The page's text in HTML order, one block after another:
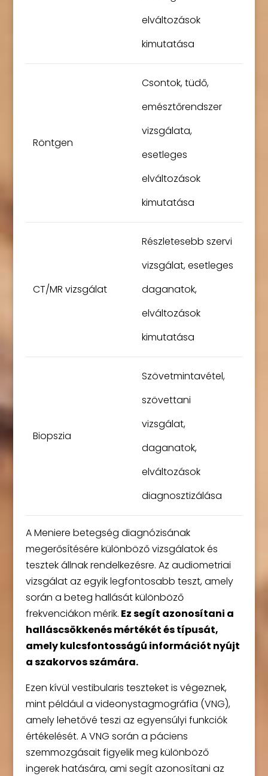
elváltozások
kimutatása
Röntgen
Csontok, tüdő,
emésztőrendszer
vizsgálata,
esetleges
elváltozások
kimutatása
CT/MR vizsgálat
Részletesebb szervi
vizsgálat, esetleges
daganatok,
elváltozások
kimutatása
Biopszia
Szövetmintavétel,
szövettani
vizsgálat,
daganatok,
elváltozások
diagnosztizálása
A Meniere betegség diagnózisának
megerősítésére különböző vizsgálatok és
tesztek állnak rendelkezésre. Az audiometriai
vizsgálat az egyik legfontosabb teszt, amely
során a beteg hallását különböző
frekvenciákon mérik. Ez segít azonosítani a
halláscsökkenés mértékét és típusát,
amely kulcsfontosságú információt nyújt
a szakorvos számára.
Ezen kívül vestibularis teszteket is végeznek,
mint például a videonystagmográfia (VNG),
amely lehetővé teszi az egyensúlyi funkciók
értékelését. A VNG során a páciens
szemmozgásait figyelik meg különböző
ingerek hatására, ami segít azonosítani az